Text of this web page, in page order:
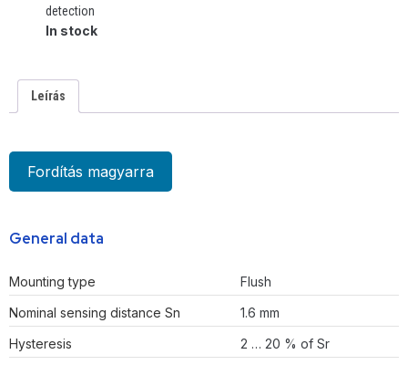
detection
In stock
Leírás
Fordítás magyarra
General data
Mounting type
Flush
Nominal sensing distance Sn
1.6 mm
Hysteresis
2 … 20 % of Sr